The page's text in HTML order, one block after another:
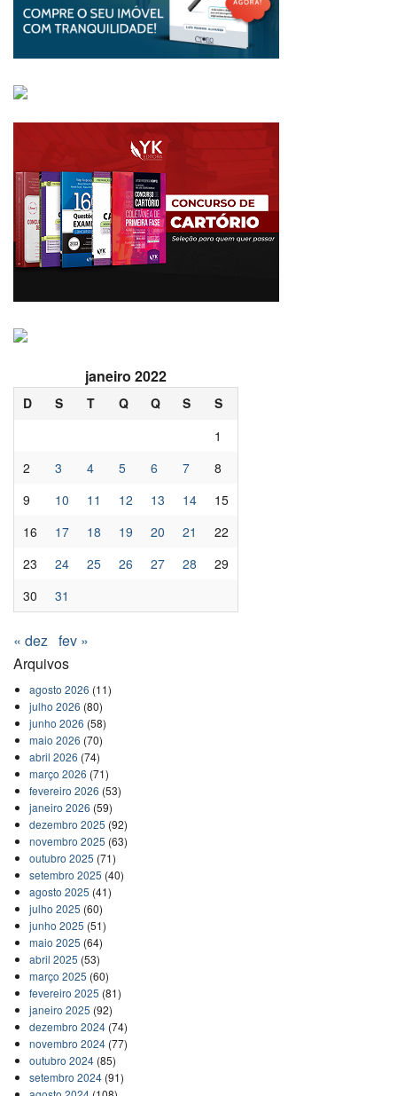
janeiro 2022
D S T Q Q S
S
1
2
3 4 5 6 7
8
9
10 11 12 13 14
15
16
17 18 19 20 21
22
23
24 25 26 27 28
29
30
31
« dez fev »
Arquivos
agosto 2026 (11)
julho 2026 (80)
junho 2026 (58)
maio 2026 (70)
abril 2026 (74)
março 2026 (71)
fevereiro 2026 (53)
janeiro 2026 (59)
dezembro 2025 (92)
novembro 2025 (63)
outubro 2025 (71)
setembro 2025 (40)
agosto 2025 (41)
julho 2025 (60)
junho 2025 (51)
maio 2025 (64)
abril 2025 (53)
março 2025 (60)
fevereiro 2025 (81)
janeiro 2025 (92)
dezembro 2024(74)
novembro 2024(77)
outubro 2024(85)
setembro 2024(91)